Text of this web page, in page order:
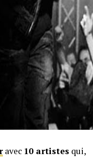
avec 10 artistes qui,